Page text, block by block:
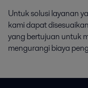
Untuk solusi layanan
kami dapat
yang bertujuan untuk
mengurangi biaya